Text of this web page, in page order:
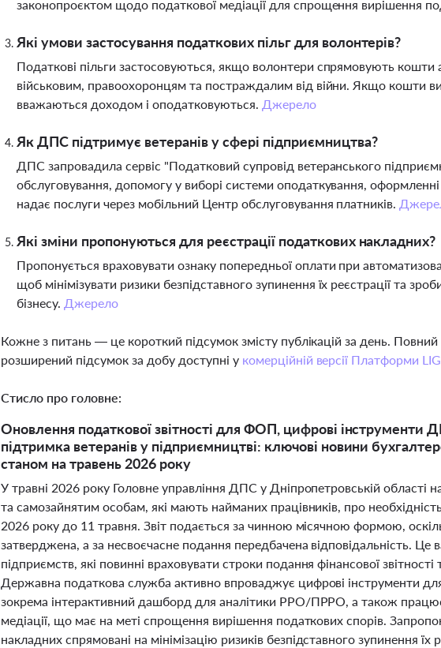
законопроєктом щодо податкової медіації для спрощення вирішення
Які умови застосування податкових пільг для волонтерів?
Податкові пільги застосовуються, якщо волонтери спрямовують
військовим, правоохоронцям та постраждалим від війни. Якщо кошти
вважаються доходом і оподатковуються. Джерело
Як ДПС підтримує ветеранів у сфері підприємництва?
ДПС запровадила сервіс "Податковий супровід ветеранського
обслуговування, допомогу у виборі системи оподаткування, оформленні
надає послуги через мобільний Центр обслуговування платників.
Які зміни пропонуються для реєстрації податкових накладних?
Пропонується враховувати ознаку попередньої оплати при
щоб мінімізувати ризики безпідставного зупинення їх реєстрації та
бізнесу. Джерело
Кожне з питань — це короткий підсумок змісту публікацій за день.
розширений підсумок за добу доступні у комерційній версії Платформи
Стисло про головне:
Оновлення податкової звітності для ФОП, цифрові інструменти
підтримка ветеранів у підприємництві: ключові новини
станом на травень 2026 року
У травні 2026 року Головне управління ДПС у Дніпропетровській
та самозайнятим особам, які мають найманих працівників, про
2026 року до 11 травня. Звіт подається за чинною місячною формою,
затверджена, а за несвоєчасне подання передбачена відповідальність. Це
підприємств, які повинні враховувати строки подання фінансової
Державна податкова служба активно впроваджує цифрові інструменти
зокрема інтерактивний дашборд для аналітики РРО/ПРРО, а також
медіації, що має на меті спрощення вирішення податкових спорів.
накладних спрямовані на мінімізацію ризиків безпідставного зупинення